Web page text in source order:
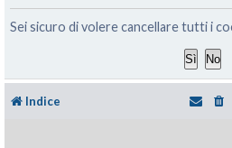
Sei sicuro di volere cancellare tutti i
Indice